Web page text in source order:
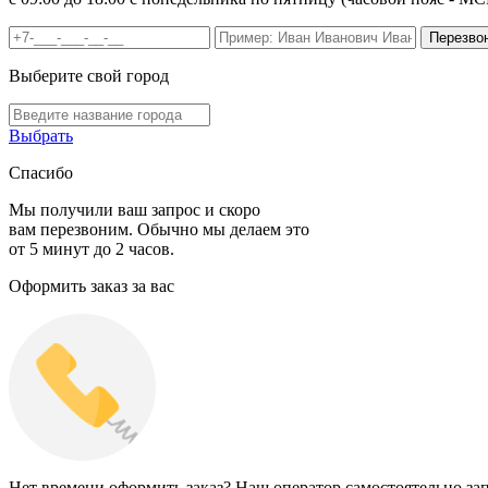
Выберите свой город
Выбрать
Спасибо
Мы получили ваш запрос и скоро
вам перезвоним. Обычно мы делаем это
от 5 минут до 2 часов.
Оформить заказ за вас